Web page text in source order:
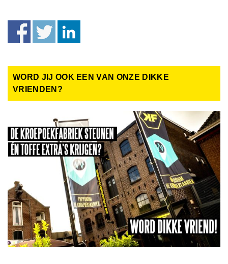
WORD JIJ OOK EEN VAN ONZE DIKKE
VRIENDEN?